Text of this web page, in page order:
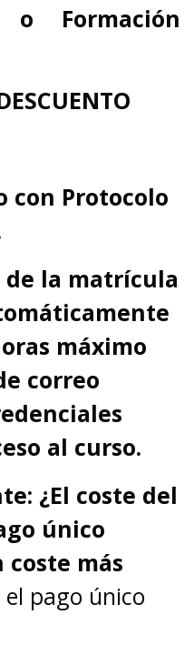
o Formación
con Protocolo
de la matrícula
máximo
correo
al curso.
¿El coste del
único
más
el pago único